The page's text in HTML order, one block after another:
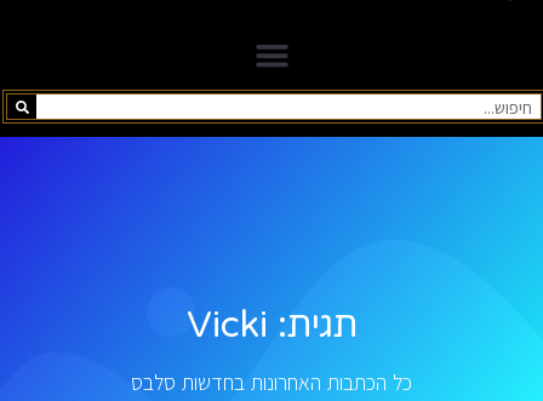
תגית: Vicki
כל הכתבות האחרונות בחדשות סלבס